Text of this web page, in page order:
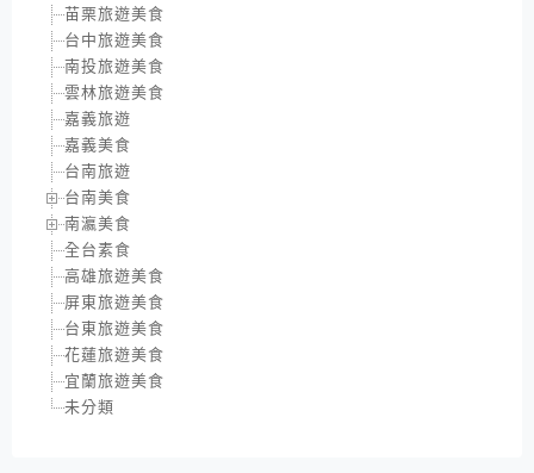
苗栗旅遊美食
台中旅遊美食
南投旅遊美食
雲林旅遊美食
嘉義旅遊
嘉義美食
台南旅遊
台南美食
南瀛美食
全台素食
高雄旅遊美食
屏東旅遊美食
台東旅遊美食
花蓮旅遊美食
宜蘭旅遊美食
未分類